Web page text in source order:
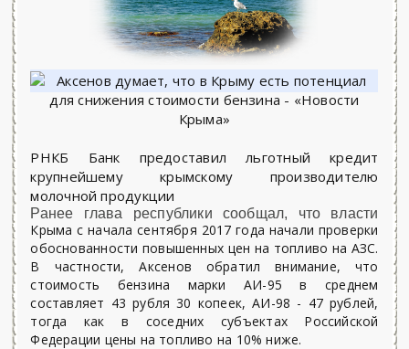
РНКБ Банк предоставил льготный кредит
крупнейшему крымскому производителю
молочной продукции
Ранее глава республики сообщал, что власти
Крыма с начала сентября 2017 года начали проверки
обоснованности повышенных цен на топливо на АЗС.
В частности, Аксенов обратил внимание, что
стоимость бензина марки АИ-95 в среднем
составляет 43 рубля 30 копеек, АИ-98 - 47 рублей,
тогда как в соседних субъектах Российской
Федерации цены на топливо на 10% ниже.